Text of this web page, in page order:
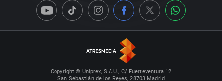
Copyright © Uniprex, S.A.U., C/ Fuerteventura 12
San Sebastián de los Reyes, 28703 Madrid